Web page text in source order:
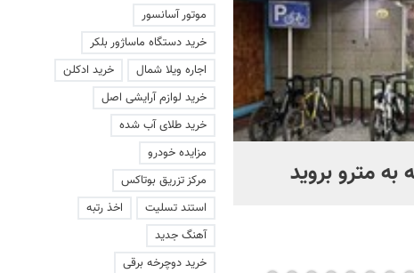
به مترو بروید
بوتاکس‌های تقلبی کجا
می‌شوند؟
موتور آسانسور
خرید دستگاه ماساژور بلکر
اجاره ویلا شمال
خرید ادکلن
خرید لوازم آرایشی اصل
خرید طلای آب شده
مزایده خودرو
مرکز تزریق بوتاکس
استند تسلیت
اخذ رتبه
آهنگ جدید
خرید دوچرخه برقی